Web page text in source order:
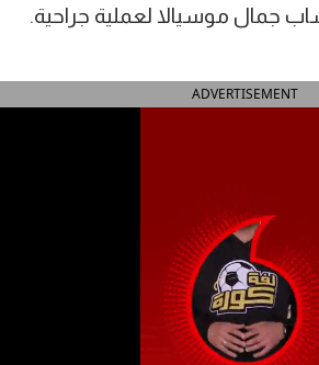
جمال موسيالا لعملية جراحية.
ADVERTISEMENT